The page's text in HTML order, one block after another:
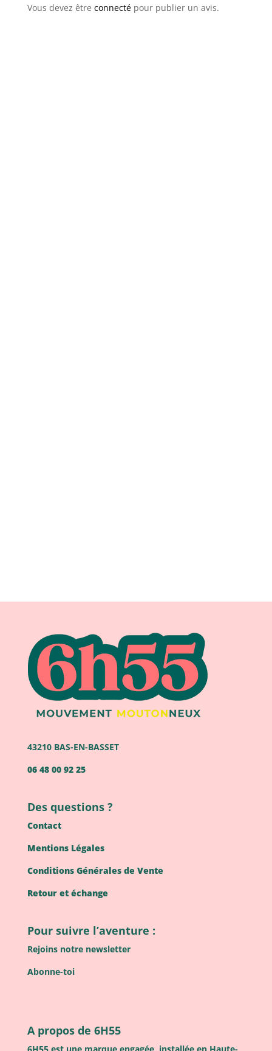
Vous devez être connectépour publier un avis.
43210 BAS-EN-BASSET
06 48 00 92 25
Des questions ?
Contact
Mentions Légales
Conditions Générales de Vente
Retour et échange
Pour suivre l’aventure :
Rejoins notre newsletter
Abonne-toi
A propos de 6H55
6H55 est une marque engagée, installée en Haute-